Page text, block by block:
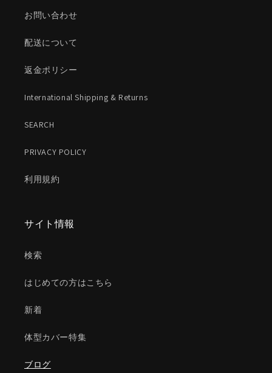
お問い合わせ
配送について
返金ポリシー
International Shipping & Returns
SEARCH
PRIVACY POLICY
利用規約
サイト情報
検索
はじめての方はこちら
新着
体型カバー特集
ブログ